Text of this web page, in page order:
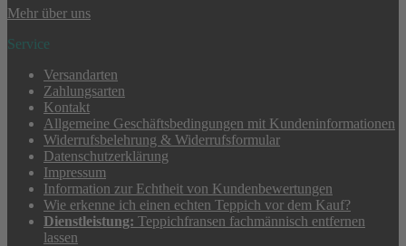
Mehr über uns
Service
Versandarten
Zahlungsarten
Kontakt
Allgemeine Geschäftsbedingungen mit Kundeninformationen
Widerrufsbelehrung & Widerrufsformular
Datenschutzerklärung
Impressum
Information zur Echtheit von Kundenbewertungen
Wie erkenne ich einen echten Teppich vor dem Kauf?
Dienstleistung: Teppichfransen fachmännisch entfernen
lassen